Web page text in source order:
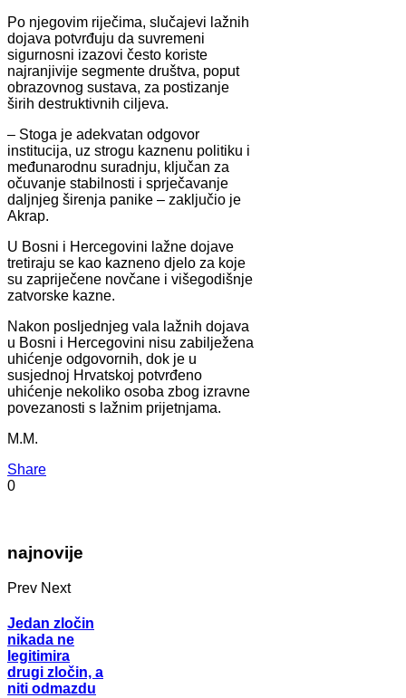
Po njegovim riječima, slučajevi lažnih
dojava potvrđuju da suvremeni
sigurnosni izazovi često koriste
najranjivije segmente društva, poput
obrazovnog sustava, za postizanje
širih destruktivnih ciljeva.
– Stoga je adekvatan odgovor
institucija, uz strogu kaznenu politiku i
međunarodnu suradnju, ključan za
očuvanje stabilnosti i sprječavanje
daljnjeg širenja panike – zaključio je
Akrap.
U Bosni i Hercegovini lažne dojave
tretiraju se kao kazneno djelo za koje
su zapriječene novčane i višegodišnje
zatvorske kazne.
Nakon posljednjeg vala lažnih dojava
u Bosni i Hercegovini nisu zabilježena
uhićenje odgovornih, dok je u
susjednoj Hrvatskoj potvrđeno
uhićenje nekoliko osoba zbog izravne
povezanosti s lažnim prijetnjama.
M.M.
Share
0
najnovije
Prev Next
Jedan zločin
nikada ne
legitimira
drugi zločin, a
niti odmazdu